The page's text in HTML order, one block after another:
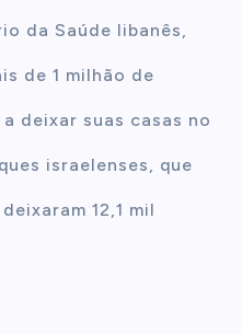
da Saúde libanês,
de 1 milhão de
deixar suas casas no
israelenses, que
12,1 mil